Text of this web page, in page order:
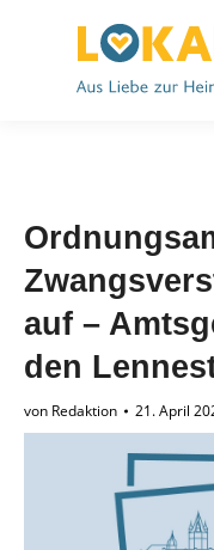
auf –
den
von Redaktion 21. April